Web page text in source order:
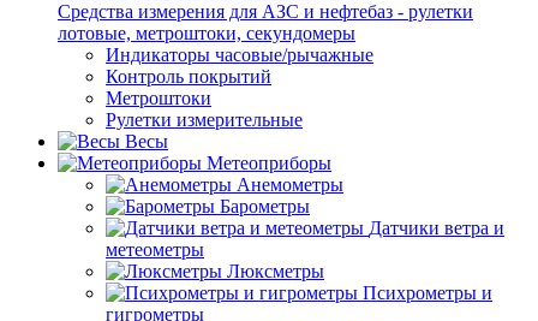
Средства измерения для АЗС и нефтебаз - рулетки
лотовые, метроштоки, секундомеры
Индикаторы часовые/рычажные
Контроль покрытий
Метроштоки
Рулетки измерительные
Весы
Метеоприборы
Анемометры
Барометры
Датчики ветра и
метеометры
Люксметры
Психрометры и
гигрометры